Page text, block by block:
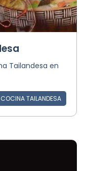
Tailandesa en
COCINA TAILANDESA